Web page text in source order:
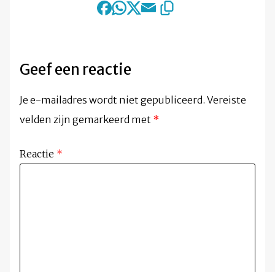
Geef een reactie
Je e-mailadres wordt niet gepubliceerd. Vereiste
velden zijn gemarkeerd met *
Reactie *